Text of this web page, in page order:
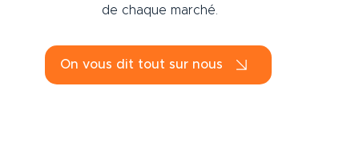
de chaque marché.
On vous dit tout sur nous